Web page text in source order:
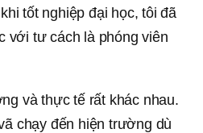
tốt nghiệp đại học, tôi đã
với tư cách là phóng viên
và thực tế rất khác nhau.
chạy đến hiện trường dù